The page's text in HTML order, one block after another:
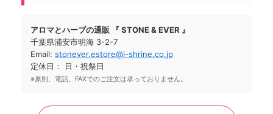
アロマとハーブの通販 『 STONE & EVER 』
千葉県浦安市明海 3-2-7
Email: stonever.estore@i-shrine.co.jp
定休日： 日・祝祭日
※原則、電話、FAXでのご注文は承っておりません。